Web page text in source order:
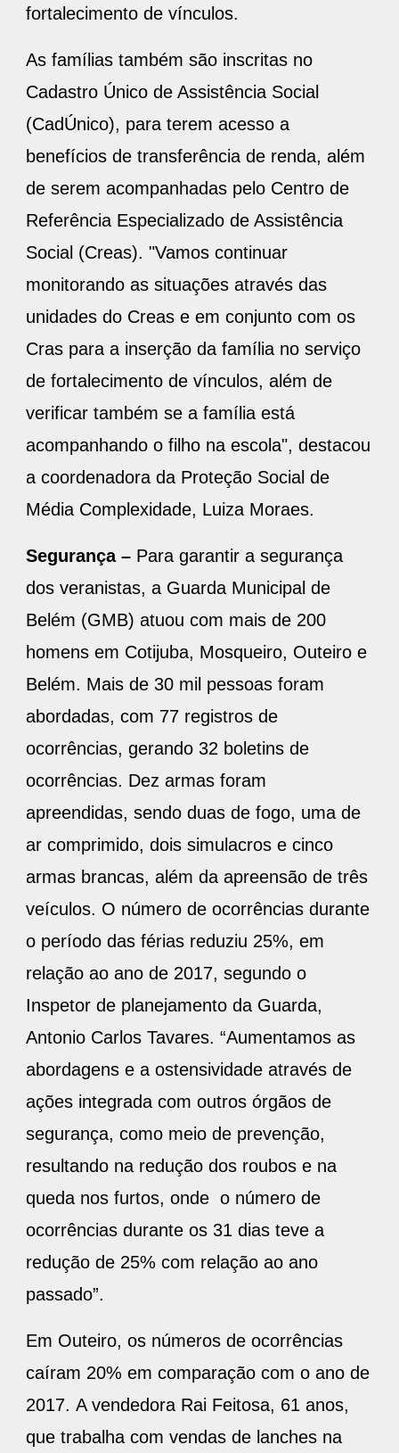
fortalecimento de vínculos.
As famílias também são inscritas no
Cadastro Único de Assistência Social
(CadÚnico), para terem acesso a
benefícios de transferência de renda, além
de serem acompanhadas pelo Centro de
Referência Especializado de Assistência
Social (Creas). "Vamos continuar
monitorando as situações através das
unidades do Creas e em conjunto com os
Cras para a inserção da família no serviço
de fortalecimento de vínculos, além de
verificar também se a família está
acompanhando o filho na escola", destacou
a coordenadora da Proteção Social de
Média Complexidade, Luiza Moraes.
Segurança – Para garantir a segurança
dos veranistas, a Guarda Municipal de
Belém (GMB) atuou com mais de 200
homens em Cotijuba, Mosqueiro, Outeiro e
Belém. Mais de 30 mil pessoas foram
abordadas, com 77 registros de
ocorrências, gerando 32 boletins de
ocorrências. Dez armas foram
apreendidas, sendo duas de fogo, uma de
ar comprimido, dois simulacros e cinco
armas brancas, além da apreensão de três
veículos. O número de ocorrências durante
o período das férias reduziu 25%, em
relação ao ano de 2017, segundo o
Inspetor de planejamento da Guarda,
Antonio Carlos Tavares. “Aumentamos as
abordagens e a ostensividade através de
ações integrada com outros órgãos de
segurança, como meio de prevenção,
resultando na redução dos roubos e na
queda nos furtos, onde o número de
ocorrências durante os 31 dias teve a
redução de 25% com relação ao ano
passado”.
Em Outeiro, os números de ocorrências
caíram 20% em comparação com o ano de
2017. A vendedora Rai Feitosa, 61 anos,
que trabalha com vendas de lanches na